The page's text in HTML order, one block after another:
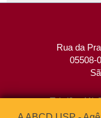
Rua da
05508-
Tel: (0xx11)